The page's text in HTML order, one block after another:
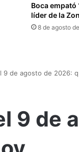
Boca empató
líder de la
8 de agosto